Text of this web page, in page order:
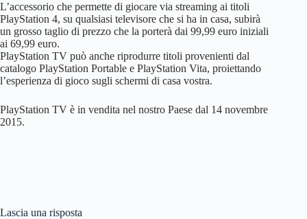
L’accessorio che permette di giocare via streaming ai titoli
PlayStation 4, su qualsiasi televisore che si ha in casa, subirà
un grosso taglio di prezzo che la porterà dai 99,99 euro iniziali
ai 69,99 euro.
PlayStation TV può anche riprodurre titoli provenienti dal
catalogo PlayStation Portable e PlayStation Vita, proiettando
l’esperienza di gioco sugli schermi di casa vostra.
PlayStation TV è in vendita nel nostro Paese dal 14 novembre
2015.
Lascia una risposta